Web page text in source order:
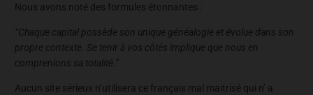
Nous avons noté des formules étonnantes :
“Chaque capital possède son unique généalogie et évolue dans son
propre contexte. Se tenir à vos côtés implique que nous en
comprenions sa totalité.”
Aucun site sérieux n’utilisera ce français mal maitrisé qui n’ a